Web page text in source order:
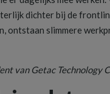
dichter bij de
ontstaan slimmere
van Getac Technology